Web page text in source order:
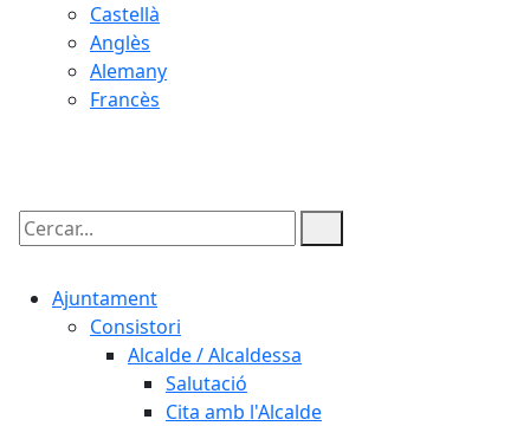
Castellà
Anglès
Alemany
Francès
Cercar:
Ajuntament
Consistori
Alcalde / Alcaldessa
Salutació
Cita amb l'Alcalde